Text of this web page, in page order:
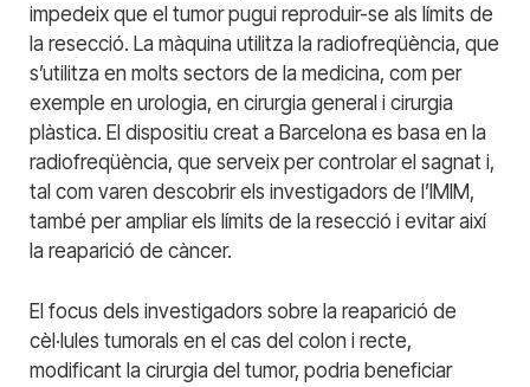
impedeix que el tumor pugui reproduir-se als límits de
la resecció. La màquina utilitza la radiofreqüència, que
s’utilitza en molts sectors de la medicina, com per
exemple en urologia, en cirurgia general i cirurgia
plàstica. El dispositiu creat a Barcelona es basa en la
radiofreqüència, que serveix per controlar el sagnat i,
tal com varen descobrir els investigadors de l’IMIM,
també per ampliar els límits de la resecció i evitar així
la reaparició de càncer.
El focus dels investigadors sobre la reaparició de
cèl·lules tumorals en el cas del colon i recte,
modificant la cirurgia del tumor, podria beneficiar